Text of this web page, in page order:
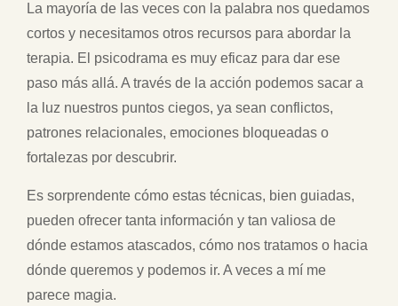
La mayoría de las veces con la palabra nos quedamos
cortos y necesitamos otros recursos para abordar la
terapia. El psicodrama es muy eficaz para dar ese
paso más allá. A través de la acción podemos sacar a
la luz nuestros puntos ciegos, ya sean conflictos,
patrones relacionales, emociones bloqueadas o
fortalezas por descubrir.
Es sorprendente cómo estas técnicas, bien guiadas,
pueden ofrecer tanta información y tan valiosa de
dónde estamos atascados, cómo nos tratamos o hacia
dónde queremos y podemos ir. A veces a mí me
parece magia.